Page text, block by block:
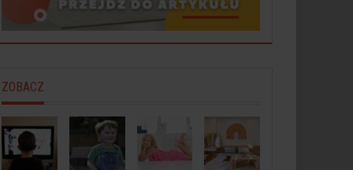
ZOBACZ